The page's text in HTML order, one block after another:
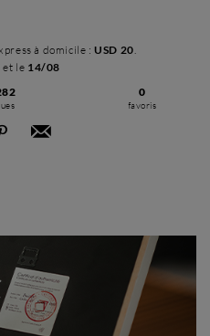
à domicile :USD 20.
et le 14/08
0
favoris